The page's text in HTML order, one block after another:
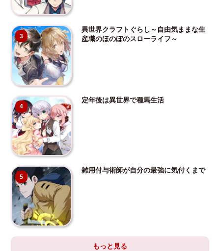
3
異世界クラフトぐらし～自由気ままな生
産職のほのぼのスローライフ～
4
定年後は異世界で種馬生活
5
雑用付与術師が自分の最強に気付くまで
もっと見る